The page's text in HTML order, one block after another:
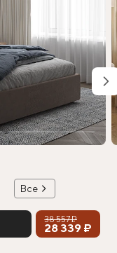
Все
38 557 ₽
28 339 ₽